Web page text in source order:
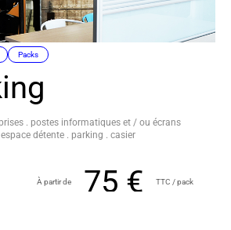
Packs
. postes informatiques et / ou écrans
détente . parking . casier
À partir de 75 € TTC / pack